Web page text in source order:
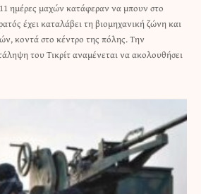
ημέρες μαχών κατάφεραν να μπουν στο
έχει καταλάβει τη βιομηχανική ζώνη και
κοντά στο κέντρο της πόλης. Την
του Τικρίτ αναμένεται να ακολουθήσει